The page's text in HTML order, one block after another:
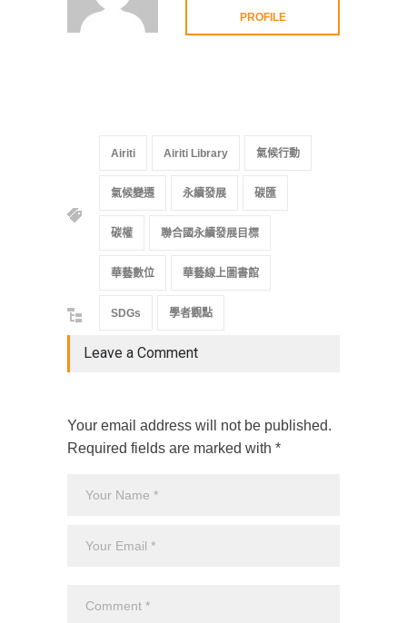
PROFILE
Airiti Airiti Library 氣候行動
氣候變遷 永續發展 碳匯
碳權 聯合國永續發展目標
華藝數位 華藝線上圖書館
SDGs 學者觀點
Leave a Comment
Your email address will not be published.
Required fields are marked with *